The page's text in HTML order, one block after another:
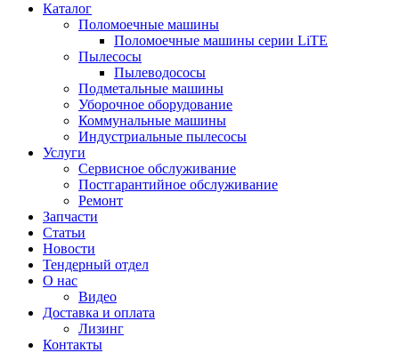
Каталог
Поломоечные машины
Поломоечные машины серии LiTE
Пылесосы
Пылеводососы
Подметальные машины
Уборочное оборудование
Коммунальные машины
Индустриальные пылесосы
Услуги
Сервисное обслуживание
Постгарантийное обслуживание
Ремонт
Запчасти
Статьи
Новости
Тендерный отдел
О нас
Видео
Доставка и оплата
Лизинг
Контакты